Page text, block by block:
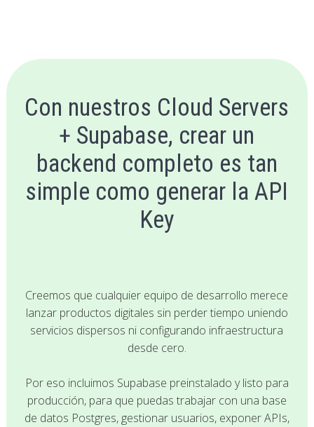
Con nuestros Cloud Servers
+ Supabase, crear un
backend completo es tan
simple como generar la API
Key
Creemos que cualquier equipo de desarrollo merece
lanzar productos digitales sin perder tiempo uniendo
servicios dispersos ni configurando infraestructura
desde cero.
Por eso incluimos Supabase preinstalado y listo para
producción, para que puedas trabajar con una base
de datos Postgres, gestionar usuarios, exponer APIs,